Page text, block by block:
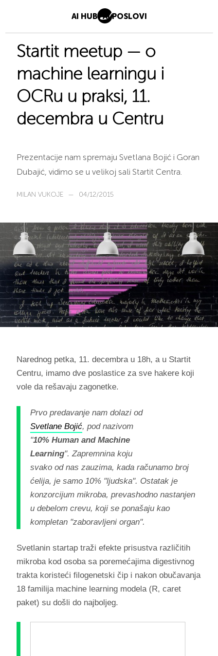
AI HUB AI POSLOVI
Startit meetup — o
machine learningu i
OCRu u praksi, 11.
decembra u Centru
Prezentacije nam spremaju Svetlana Bojić i Goran
Dubajić, vidimo se u velikoj sali Startit Centra.
MILAN VUKOJE — 04/12/2015
Narednog petka, 11. decembra u 18h, a u Startit
Centru, imamo dve poslastice za sve hakere koji
vole da rešavaju zagonetke.
Prvo predavanje nam dolazi od
Svetlane Bojić, pod nazivom
"10% Human and Machine
Learning". Zapremnina koju
svako od nas zauzima, kada računamo broj
ćelija, je samo 10% "ljudska". Ostatak je
konzorcijum mikroba, prevashodno nastanjen
u debelom crevu, koji se ponašaju kao
kompletan "zaboravljeni organ".
Svetlanin startap traži efekte prisustva različitih
mikroba kod osoba sa poremećajima digestivnog
trakta koristeći filogenetski čip i nakon obučavanja
18 familija machine learning modela (R, caret
paket) su došli do najboljeg.